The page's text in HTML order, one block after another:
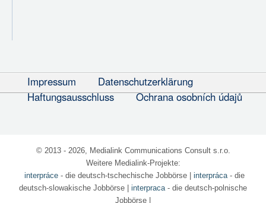
Impressum
Datenschutzerklärung
Haftungsausschluss
Ochrana osobních údajů
© 2013 - 2026, Medialink Communications Consult s.r.o.
Weitere Medialink-Projekte:
interpráce- die deutsch-tschechische Jobbörse| interpráca- die
deutsch-slowakische Jobbörse | interpraca - die deutsch-polnische
Jobbörse |